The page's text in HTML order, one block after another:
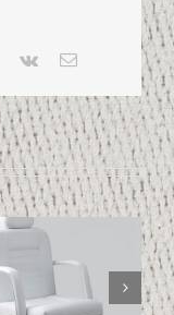
Pinterest
Vk Email
PODO